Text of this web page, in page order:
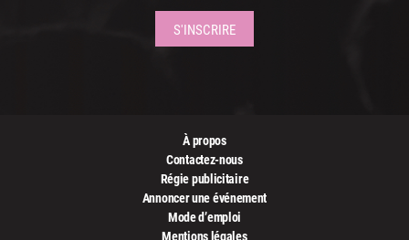
À propos
Contactez-nous
Régie publicitaire
Annoncer une événement
Mode d’emploi
Mentions légales